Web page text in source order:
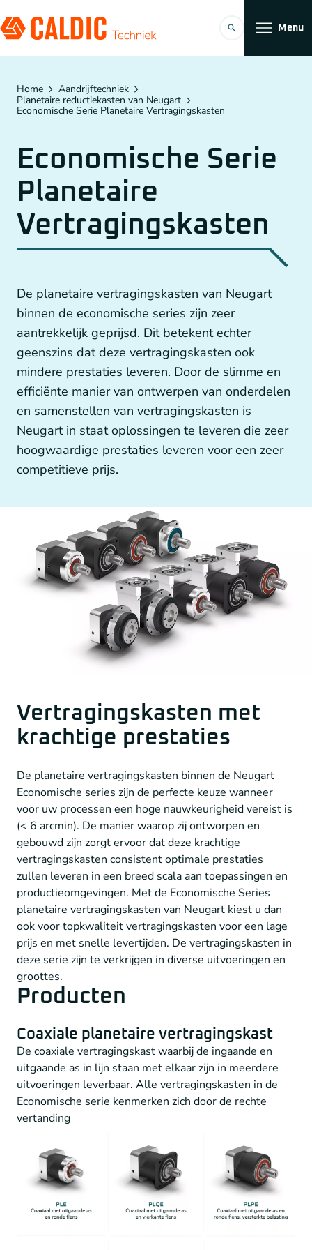
Menu
Producten
Tandriemoverbrengingen
Conveyors
Planetaire reductiekasten van Neugart
Kettingoverbrengingen
Overige aandrijftechniek
Generatoren en Generator koppelingen
Organisatie
Werken bij
NL
Home
Aandrijftechniek
Planetaire reductiekasten van Neugart
Economische Serie Planetaire Vertragingskasten
Economische Serie
Planetaire
Vertragingskasten
De planetaire vertragingskasten van Neugart
binnen de economische series zijn zeer
aantrekkelijk geprijsd. Dit betekent echter
geenszins dat deze vertragingskasten ook
mindere prestaties leveren. Door de slimme en
efficiënte manier van ontwerpen van onderdelen
en samenstellen van vertragingskasten is
Neugart in staat oplossingen te leveren die zeer
hoogwaardige prestaties leveren voor een zeer
competitieve prijs.
Vertragingskasten met
krachtige prestaties
De planetaire vertragingskasten binnen de Neugart
Economische series zijn de perfecte keuze wanneer
voor uw processen een hoge nauwkeurigheid vereist is
(< 6 arcmin). De manier waarop zij ontworpen en
gebouwd zijn zorgt ervoor dat deze krachtige
vertragingskasten consistent optimale prestaties
zullen leveren in een breed scala aan toepassingen en
productieomgevingen. Met de Economische Series
planetaire vertragingskasten van Neugart kiest u dan
ook voor topkwaliteit vertragingskasten voor een lage
prijs en met snelle levertijden. De vertragingskasten in
deze serie zijn te verkrijgen in diverse uitvoeringen en
groottes.
Producten
Coaxiale planetaire vertragingskast
De coaxiale vertragingskast waarbij de ingaande en
uitgaande as in lijn staan met elkaar zijn in meerdere
uitvoeringen leverbaar. Alle vertragingskasten in de
Economische serie kenmerken zich door de rechte
vertanding